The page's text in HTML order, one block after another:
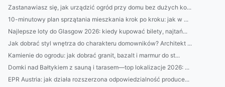
Zastanawiasz się, jak urządzić ogród przy domu bez dużych ko...
10-minutowy plan sprzątania mieszkania krok po kroku: jak w ...
Najlepsze loty do Glasgow 2026: kiedy kupować bilety, najtań...
Jak dobrać styl wnętrza do charakteru domowników? Architekt ...
Kamienie do ogrodu: jak dobrać granit, bazalt i marmur do st...
Domki nad Bałtykiem z sauną i tarasem—top lokalizacje 2026: ...
EPR Austria: jak działa rozszerzona odpowiedzialność produce...